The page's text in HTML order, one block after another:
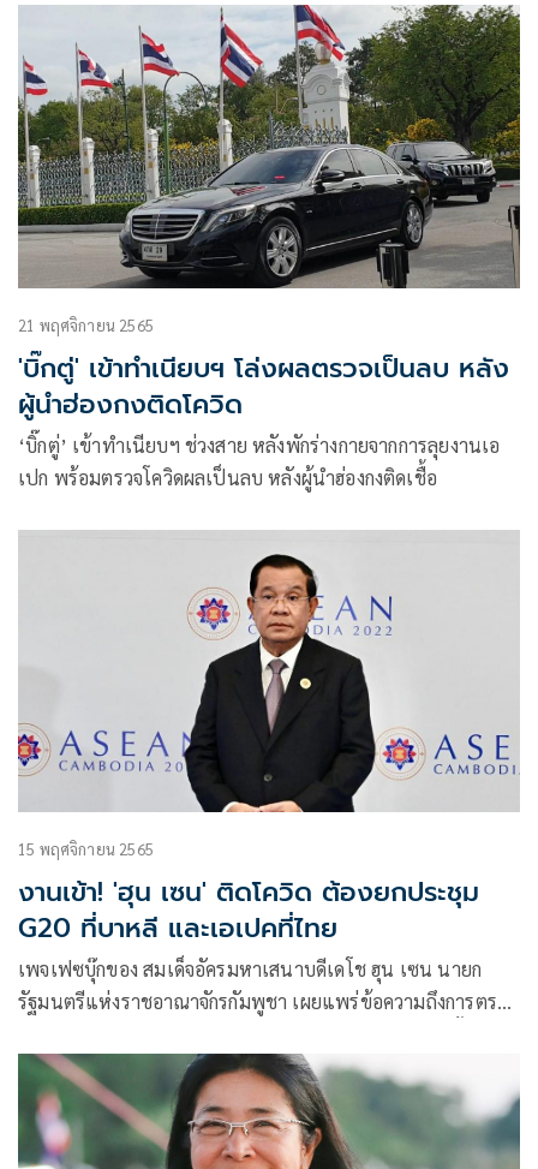
21 พฤศจิกายน 2565
'บิ๊กตู่' เข้าทำเนียบฯ โล่งผลตรวจเป็นลบ หลัง
ผู้นำฮ่องกงติดโควิด
‘บิ๊กตู่’ เข้าทำเนียบฯ ช่วงสาย หลังพักร่างกายจากการลุยงานเอ
เปก พร้อมตรวจโควิดผลเป็นลบ หลังผู้นำฮ่องกงติดเชื้อ
15 พฤศจิกายน 2565
งานเข้า! 'ฮุน เซน' ติดโควิด ต้องยกประชุม
G20 ที่บาหลี และเอเปคที่ไทย
เพจเฟซบุ๊กของ สมเด็จอัครมหาเสนาบดีเดโช ฮุน เซน นายก
รัฐมนตรีแห่งราชอาณาจักรกัมพูชา เผยแพร่ข้อความถึงการตรวจ